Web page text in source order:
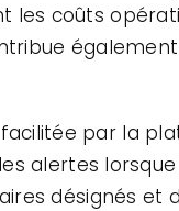
les coûts
par la
alertes
désignés et